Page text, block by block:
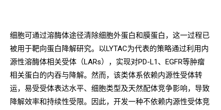
细胞可通过溶酶体途径清除细胞外蛋白和膜蛋白，这一过程已
被用于靶向蛋白降解研究。以LYTAC为代表的策略通过利用内
源性溶酶体相关受体（LARs），实现对PD-L1、EGFR等肿瘤
相关蛋白的内吞与降解。然而，该类体系依赖内源性受体转
运，易受受体表达水平、细胞类型及天然配体竞争影响，导致
降解效率和持续性受限。因此，开发一种不依赖内源性受体竞